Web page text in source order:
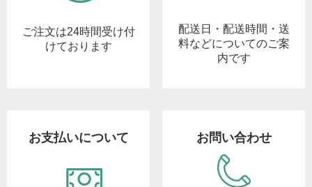
ご注文は24時間受け付
けております
配送日・配送時間・送
料などについてのご案
内です
お支払いについて お問い合わせ